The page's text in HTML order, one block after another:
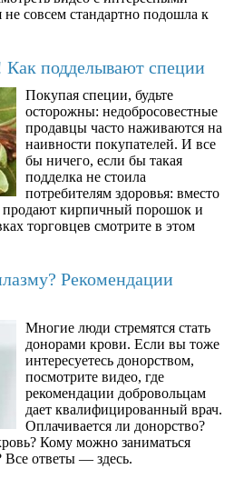
совсем стандартно подошла к
Как подделывают специи
Покупая специи, будьте
осторожны: недобросовестные
продавцы часто наживаются на
наивности покупателей. И все
бы ничего, если бы такая
подделка не стоила
потребителям здоровья: вместо
кирпичный порошок и
торговцев смотрите в этом
Рекомендации
Многие люди стремятся стать
донорами крови. Если вы тоже
интересуетесь донорством,
посмотрите видео, где
рекомендации добровольцам
дает квалифицированный врач.
Оплачивается ли донорство?
Кому можно заниматься
Все ответы — здесь.